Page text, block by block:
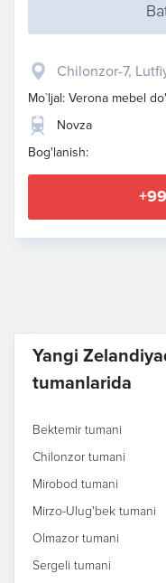
Chilonzor-7,
Mo`ljal: Verona mebel
Novza
Bog'lanish:
Yangi
tumanlarida
Bektemir tumani
Chilonzor tumani
Mirobod tumani
Mirzo-Ulug'bek tumani
Olmazor tumani
Sergeli tumani